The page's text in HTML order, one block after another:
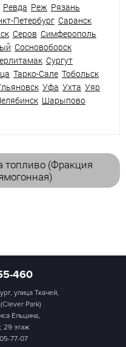
Ревда Реж Рязань
Петербург Саранск
Серов Симферополь
Сосновоборск
Сургут
Тарко-Сале Тобольск
Уфа Ухта Уяр
Шарыпово
топливо (Фракция
460
улица Ткачей,
Park)
Ельцина,
29 этаж
77-07